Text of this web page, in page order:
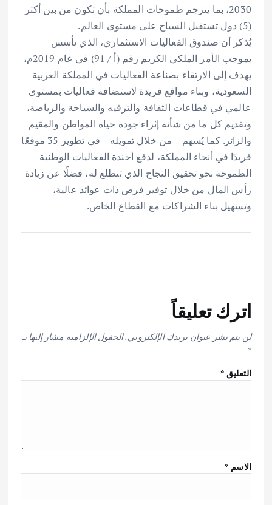
2030، بما يترجم طموحات المملكة بأن تكون من بين أكثر
(5) دول تستقبل السياح على مستوى العالم.
يُذكر أن صندوق الفعاليات الاستثماري، الذي تأسس
بموجب الأمر الملكي الكريم رقم (أ / 91) في عام 2019م،
يهدف إلى الارتقاء بصناعة الفعاليات في المملكة العربية
السعودية، وبناء مواقع فريدة لاستضافة فعاليات بمستوى
عالمي في قطاعات الثقافة والترفيه والسياحة والرياضة،
وتقديم كل ما من شأنه إثراء جودة حياة المواطن والمقيم
والزائر. كما يُسهم – من خلال تمويله – في تطوير 35 موقعًا
فريدًا في أنحاء المملكة، لدفع أجندة الفعاليات الوطنية
الطموحة نحو تحقيق النجاح الذي تتطلع له، فضلًا عن زيادة
رأس المال من خلال توفير فرص ذات عوائد عالية،
وتسهيل بناء الشراكات مع القطاع الخاص.
اترك تعليقاً
لن يتم نشر عنوان بريدك الإلكتروني.الحقول الإلزامية مشار إليها بـ
*
التعليق*
الاسم *